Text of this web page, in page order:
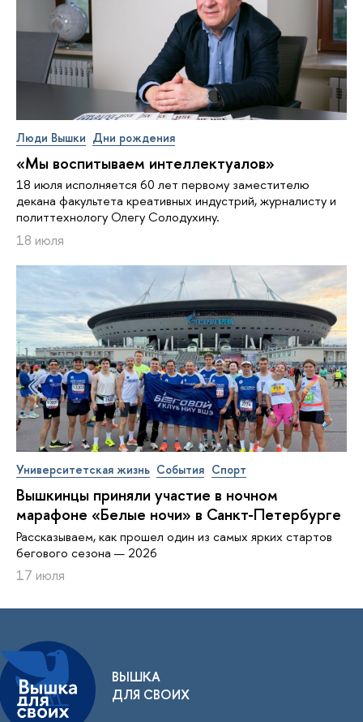
Люди Вышки Дни рождения
«Мы воспитываем интеллектуалов»
18 июля исполняется 60 лет первому заместителю
декана факультета креативных индустрий, журналисту и
политтехнологу Олегу Солодухину.
18 июля
Университетская жизнь События Спорт
Вышкинцы приняли участие в ночном
марафоне «Белые ночи» в Санкт-Петербурге
Рассказываем, как прошел один из самых ярких стартов
бегового сезона — 2026
17 июля
ВЫШКА
ДЛЯ СВОИХ